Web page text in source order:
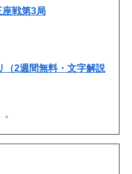
戦第3局
（2週間無料・文字解説